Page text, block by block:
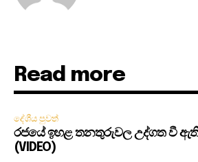
Read more
දේශීය පුවත්
රජයේ ඉහළ තනතුරුවල උද්ගත වී ඇති
(VIDEO)